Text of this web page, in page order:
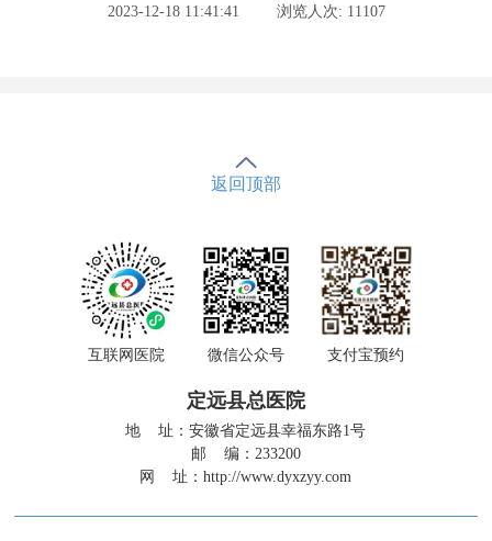
2023-12-18 11:41:41 浏览人次: 11107
返回顶部
互联网医院 微信公众号 支付宝预约
定远县总医院
地 址：安徽省定远县幸福东路1号
邮 编：233200
网 址：http://www.dyxzyy.com